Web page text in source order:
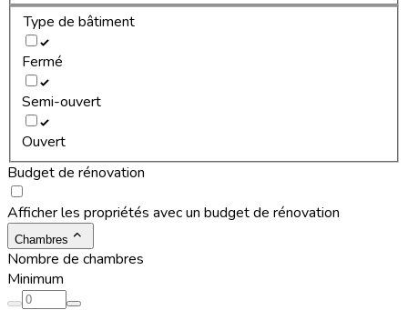
Type de bâtiment
Fermé
Semi-ouvert
Ouvert
Budget de rénovation
Afficher les propriétés avec un budget de rénovation
Chambres
Nombre de chambres
Minimum